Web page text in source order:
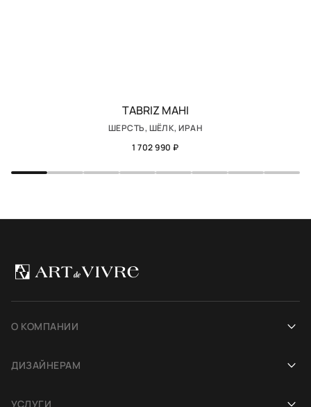
TABRIZ MAHI
ШЕРСТЬ, ШЁЛК, ИРАН
1 702 990 ₽
О КОМПАНИИ
ДИЗАЙНЕРАМ
УСЛУГИ